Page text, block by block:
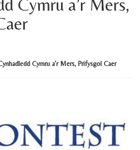
Cymru a’r Mers,
Cymru a’r Mers, Prifysgol Caer